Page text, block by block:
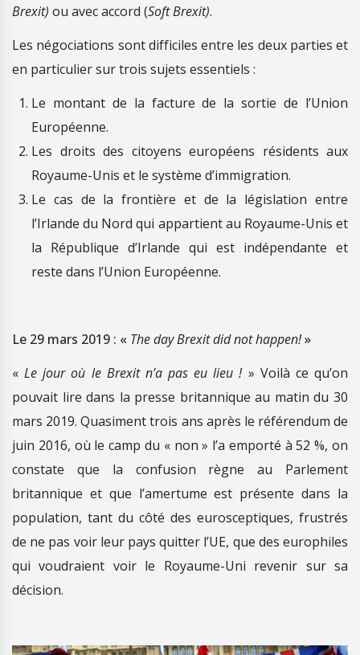
Brexit) ou avec accord (Soft Brexit).
Les négociations sont difficiles entre les deux parties et
en particulier sur trois sujets essentiels :
Le montant de la facture de la sortie de l’Union
Européenne.
Les droits des citoyens européens résidents aux
Royaume-Unis et le système d’immigration.
Le cas de la frontière et de la législation entre
l’Irlande du Nord qui appartient au Royaume-Unis et
la République d’Irlande qui est indépendante et
reste dans l’Union Européenne.
Le 29 mars 2019 : « The day Brexit did not happen!»
«Le jour où le Brexit n’a pas eu lieu !» Voilà ce qu’on
pouvait lire dans la presse britannique au matin du 30
mars 2019. Quasiment trois ans après le référendum de
juin 2016, où le camp du « non » l’a emporté à 52 %, on
constate que la confusion règne au Parlement
britannique et que l’amertume est présente dans la
population, tant du côté des eurosceptiques, frustrés
de ne pas voir leur pays quitter l’UE, que des europhiles
qui voudraient voir le Royaume-Uni revenir sur sa
décision.